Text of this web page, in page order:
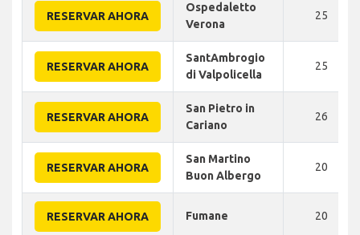
RESERVAR AHORA
Ospedaletto
Verona
25
RESERVAR AHORA
SantAmbrogio
di Valpolicella
25
RESERVAR AHORA
San Pietro in
Cariano
26
RESERVAR AHORA
San Martino
Buon Albergo
20
RESERVAR AHORA Fumane 20